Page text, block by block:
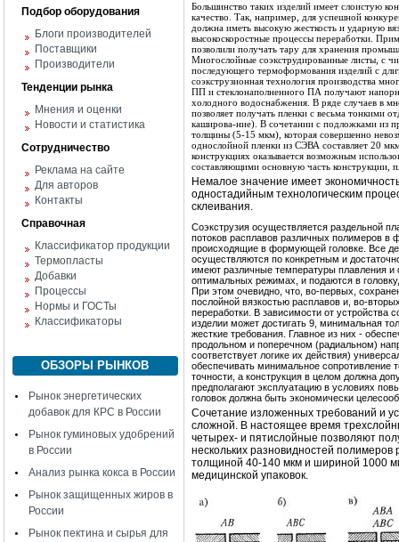
Подбор оборудования
Блоги производителей
Поставщики
Производители
Тенденции рынка
Мнения и оценки
Новости и статистика
Сотрудничество
Реклама на сайте
Для авторов
Контакты
Справочная
Классификатор продукции
Термопласты
Добавки
Процессы
Нормы и ГОСТы
Классификаторы
ОБЗОРЫ РЫНКОВ
Рынок энергетических
добавок для КРС в России
Рынок гуминовых удобрений
в России
Анализ рынка кокса в России
Рынок защищенных жиров в
России
Рынок пектина и сырья для
Большинство таких изделий имеет слоистую
качество. Так, например, для успешной
должна иметь высокую жесткость и ударную
высокоскоростные процессы переработки.
позволили получать тару для хранения
Многослойные соэкструдированные листы, с
последующего термоформования изделий с
соэкструзионная технология производства
ПП и стеклонаполненного ПА получают
холодного водоснабжения. В ряде случаев в
позволяет получать пленки с весьма тонкими
каширова-ние). В сочетании с подложками
толщины (5-15 мкм), которая совершенно
однослойной пленки из СЭВА составляет 20
конструкциях оказывается возможным
составляющими основную часть конструкции,
Немалое значение имеет
одностадий­ным технологическим
склеивания.
Соэкструзия осуществляется раздельной
потоков расплавов различных полимеров
происходящие в формующей го­ловке. Все
осуществляются по конкретным и
имеют различные температуры плавления и
оптимальных режимах, и подаются в
При этом очевидно, что, во-первых,
послойной вязкостью расплавов и, во-
переработки. В зависимости от
изделии может достигать 9, мини­мальная
жесткие требования. Главное из них -
продольном и поперечном (радиальном)
соответствует логике их действия)
обеспечи­вать минимальное
точности, а конструкция в целом должна
предполагают эксплуатацию в условиях
головок должна быть экономически
Сочетание изложенных требований и
сложной. В настоящее время
четырех- и пятислойные позволяют
нескольких разновидностей
толщиной 40-140 мкм и шириной 1000
медицинской упаковок.